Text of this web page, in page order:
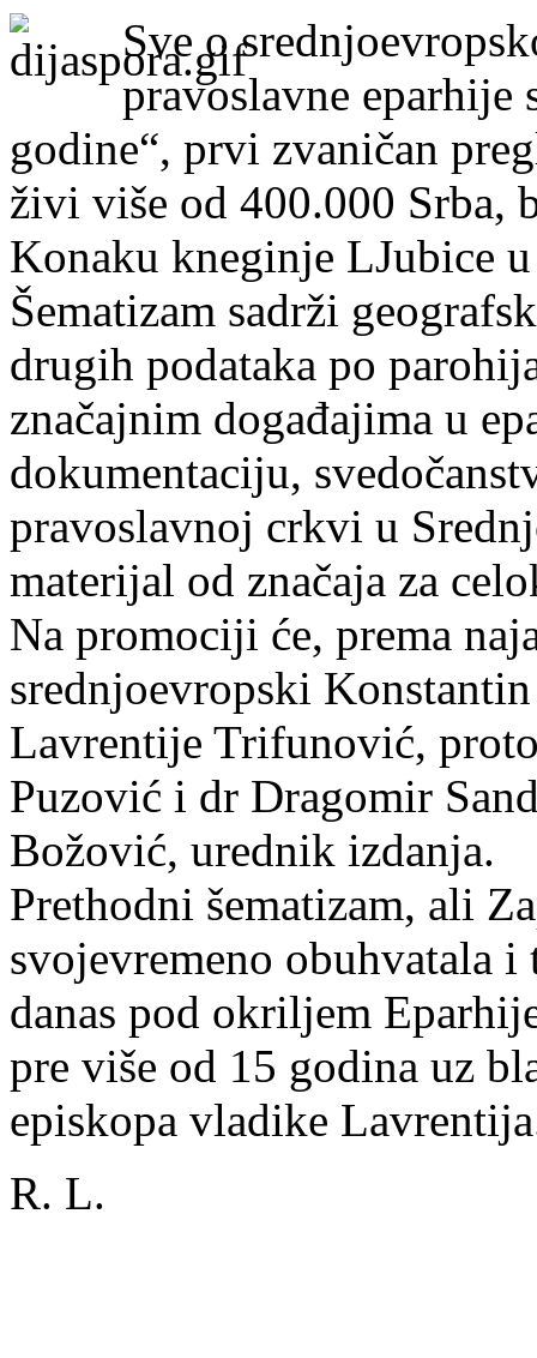
Sve o
pravoslavne eparhije
godine“, prvi zvaničan
živi više od 400.000 Srba,
Konaku kneginje LJubice
Šematizam sadrži
drugih podataka po
značajnim događajima u
dokumentaciju,
pravoslavnoj crkvi u
materijal od značaja za
Na promociji će, prema
srednjoevropski
Lavrentije Trifunović,
Puzović i dr Dragomir
Božović, urednik izdanja.
Prethodni šematizam, ali
svojevremeno obuhvatala
danas pod okriljem
pre više od 15 godina uz
episkopa vladike
R. L.